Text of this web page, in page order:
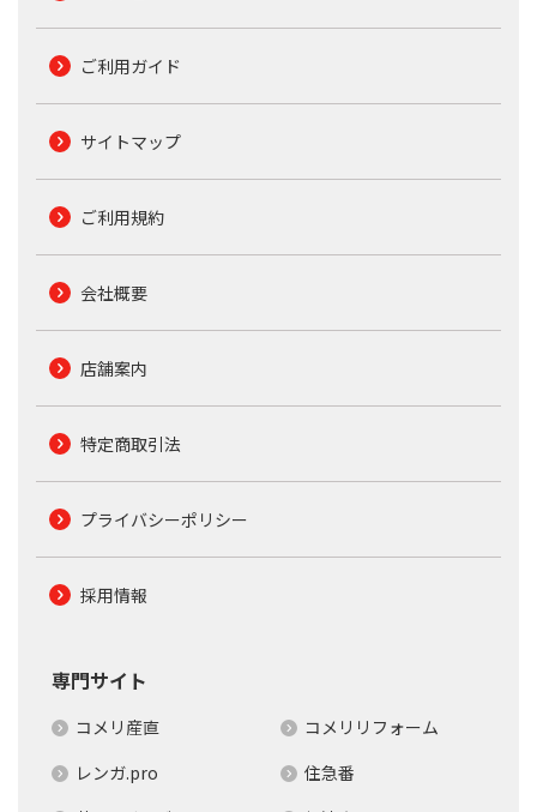
ご利用ガイド
サイトマップ
ご利用規約
会社概要
店舗案内
特定商取引法
プライバシーポリシー
採用情報
専門サイト
コメリ産直
コメリリフォーム
レンガ.pro
住急番